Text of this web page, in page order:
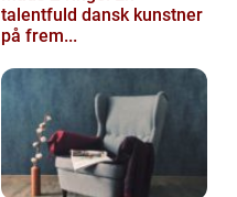
talentfuld dansk kunstner
på frem...